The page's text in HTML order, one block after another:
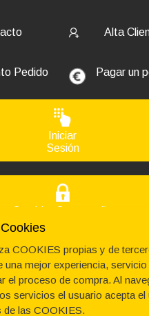
Alta
Pedido Pagar un
Iniciar
Sesión
Cambiar Contraseña
Solicitar Devolución
COOKIES propias y de
una mejor experiencia, servicio
el proceso de compra. Al
servicios el usuario acepta el
de las COOKIES.